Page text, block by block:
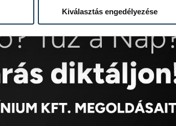
Kiválasztás engedélyezése